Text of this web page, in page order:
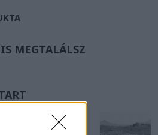
MEGTALÁLSZ